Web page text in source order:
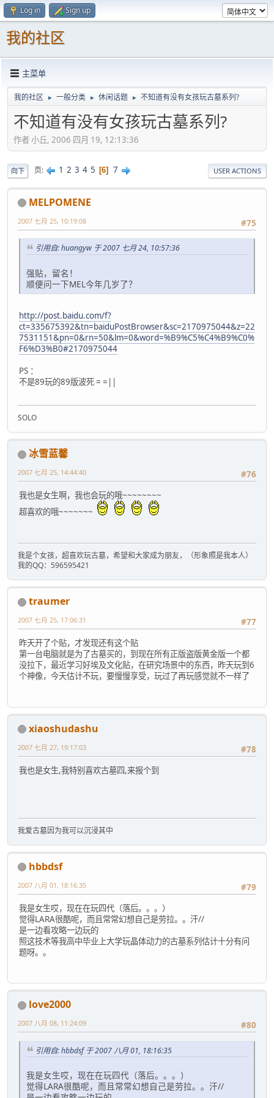
Log in Sign up
我的社区
主菜单
我的社区 ► 一般分类 ► 休闲话题 ► 不知道有没有女孩玩古墓系列?
不知道有没有女孩玩古墓系列?
作者 小丘, 2006 四月 19, 12:13:36
向下 页 1 2 3 4 5 6 7 USER ACTIONS
MELPOMENE
#75
2007 七月 25, 10:19:08
引用自: huangyw 于 2007 七月 24, 10:57:36
强贴，留名！
顺便问一下MEL今年几岁了？
http://post.baidu.com/f?
ct=335675392&tn=baiduPostBrowser&sc=2170975044&z=22
7531151&pn=0&rn=50&lm=0&word=%B9%C5%C4%B9%C0%
F6%D3%B0#2170975044
PS ：
不是89玩的89版波死 = =||
SOLO
冰雪蓝馨
#76
2007 七月 25, 14:44:40
我也是女生啊，我也会玩的哦~~~~~~~~
超喜欢的哦~~~~~~~
我是个女孩，超喜欢玩古墓，希望和大家成为朋友，（形象照是我本人）
我的QQ：596595421
traumer
#77
2007 七月 25, 17:06:31
昨天开了个贴，才发现还有这个贴
第一台电脑就是为了古墓买的，到现在所有正版盗版黄金版一个都
没拉下，最近学习好埃及文化贴，在研究场景中的东西，昨天玩到6
个神像，今天估计不玩，要慢慢享受，玩过了再玩感觉就不一样了
xiaoshudashu
#78
2007 七月 27, 19:17:03
我也是女生,我特别喜欢古墓四,来报个到
我爱古墓因为我可以沉浸其中
hbbdsf
#79
2007 八月 01, 18:16:35
我是女生哎，现在在玩四代（落后。。。）
觉得LARA很酷呢，而且常常幻想自己是劳拉。。汗//
是一边看攻略一边玩的
照这技术等我高中毕业上大学玩晶体动力的古墓系列估计十分有问
题呀。。
love2000
#80
2007 八月 08, 11:24:09
引用自: hbbdsf 于 2007 八月 01, 18:16:35
我是女生哎，现在在玩四代（落后。。。）
觉得LARA很酷呢，而且常常幻想自己是劳拉。。汗//